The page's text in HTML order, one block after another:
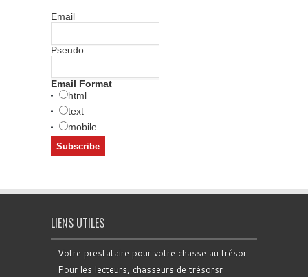
Email
Pseudo
Email Format
html
text
mobile
LIENS UTILES
Votre prestataire pour votre chasse au trésor
Pour les lecteurs, chasseurs de trésorsr